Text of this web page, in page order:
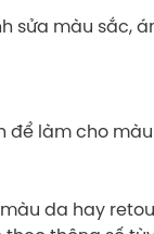
sửa màu sắc,
để làm cho
da hay